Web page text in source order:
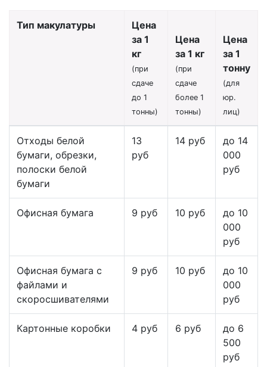
Тип макулатуры
Цена
за 1
кг
(при
сдаче
до 1
тонны)
Цена
за 1 кг
(при
сдаче
более 1
тонны)
Цена
за 1
тонну
(для
юр.
лиц)
Отходы белой
бумаги, обрезки,
полоски белой
бумаги
13
руб
14 руб
до 14
000
руб
Офисная бумага 9 руб 10 руб
до 10
000
руб
Офисная бумага с
файлами и
скоросшивателями
9 руб 10 руб
до 10
000
руб
Картонные коробки 4 руб 6 руб
до 6
500
руб